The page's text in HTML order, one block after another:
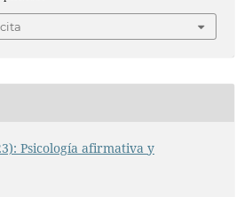
Psicología afirmativa y